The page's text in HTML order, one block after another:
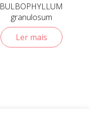
BULBOPHYLLUM
granulosum
Ler mais